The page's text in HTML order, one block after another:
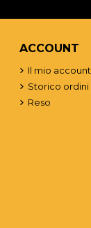
ACCOUNT
Il mio account
Storico ordini
Reso